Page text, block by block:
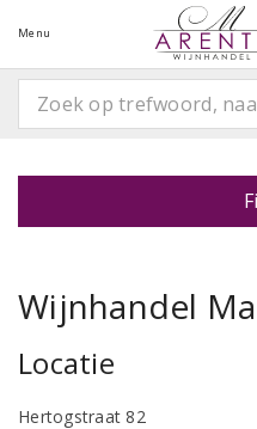
Menu
Wijnhandel
Locatie
Hertogstraat 82